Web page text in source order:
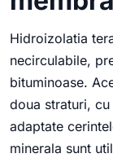
Hidroizolatia
necirculabile,
bituminoase.
doua straturi,
adaptate
minerala sunt